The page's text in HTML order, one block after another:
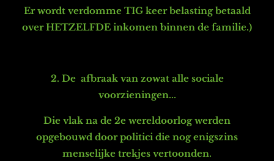
Er wordt verdomme TIG keer belasting betaald
over HETZELFDE inkomen binnen de familie.)
2. De afbraak van zowat alle sociale
voorzieningen...
Die vlak na de 2e wereldoorlog werden
opgebouwd door politici die nog enigszins
menselijke trekjes vertoonden.